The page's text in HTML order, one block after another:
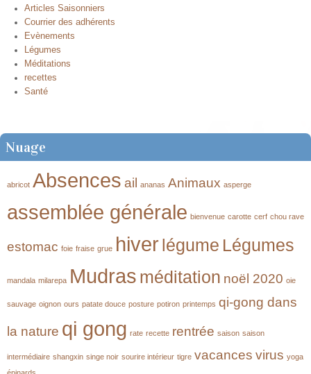
Articles Saisonniers
Courrier des adhérents
Evènements
Légumes
Méditations
recettes
Santé
Nuage
abricot Absences ail ananas Animaux asperge
assemblée générale bienvenue carotte cerf chou rave
estomac foie fraise grue hiver légume Légumes
mandala milarepa Mudras méditation noël 2020 oie
sauvage oignon ours patate douce posture potiron printemps qi-gong dans
la nature qi gong rate recette rentrée saison saison
intermédiaire shangxin singe noir sourire intérieur tigre vacances virus yoga